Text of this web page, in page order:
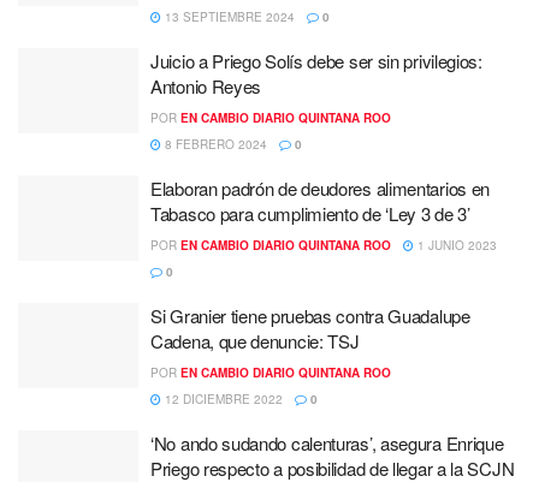
13 SEPTIEMBRE 2024
0
Juicio a Priego Solís debe ser sin privilegios:
Antonio Reyes
POR EN CAMBIO DIARIO QUINTANA ROO
8 FEBRERO 2024
0
Elaboran padrón de deudores alimentarios en
Tabasco para cumplimiento de ‘Ley 3 de 3’
POR EN CAMBIO DIARIO QUINTANA ROO
1 JUNIO 2023
0
Si Granier tiene pruebas contra Guadalupe
Cadena, que denuncie: TSJ
POR EN CAMBIO DIARIO QUINTANA ROO
12 DICIEMBRE 2022
0
‘No ando sudando calenturas’, asegura Enrique
Priego respecto a posibilidad de llegar a la SCJN